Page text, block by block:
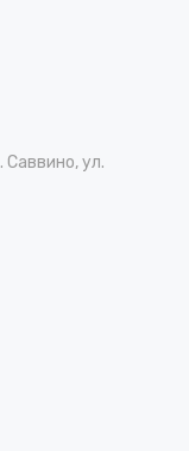
Саввино, ул.